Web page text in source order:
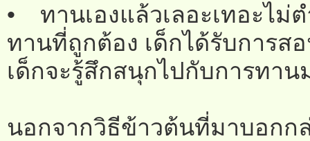
• ทานเองแล้วเลอะเทอะไม่
ทานที่ถูกต้อง เด็กได้รับการส
เด็กจะรู้สึกสนุกไปกับการทา
นอกจากวิธีข้าวต้นที่มาบอก